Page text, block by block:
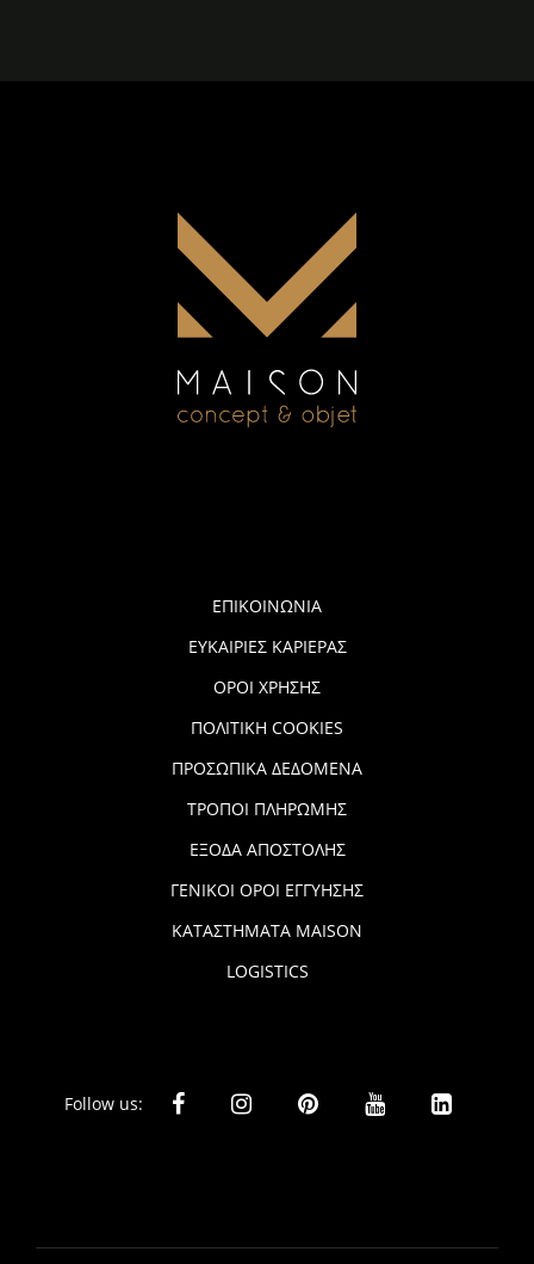
ΕΠΙΚΟΙΝΩΝΙΑ
ΕΥΚΑΙΡΙΕΣ ΚΑΡΙΕΡΑΣ
ΟΡΟΙ ΧΡΗΣΗΣ
ΠΟΛΙΤΙΚΗ COOKIES
ΠΡΟΣΩΠΙΚΑ ΔΕΔΟΜΕΝΑ
ΤΡΟΠΟΙ ΠΛΗΡΩΜΗΣ
ΕΞΟΔΑ ΑΠΟΣΤΟΛΗΣ
ΓΕΝΙΚΟΙ ΟΡΟΙ ΕΓΓΥΗΣΗΣ
ΚΑΤΑΣΤΗΜΑΤΑ MAISON
LOGISTICS
Follow us: